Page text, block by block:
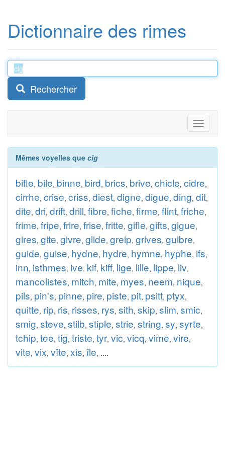
Dictionnaire des rimes
Rechercher
Toggle
Mêmes voyelles que cig
bifle, bile, binne, bird, brics, brive, chicle, cidre,
cirrhe, crise, criss, diest, digne, digue, ding, dit,
dite, dri, drift, drill, fibre, fiche, firme, flint, friche,
frime, fripe, frire, frise, fritte, gifle, gifts, gigue,
gires, gite, givre, glide, greip, grives, guibre,
guide, guise, hydne, hydre, hymne, hyphe, ifs,
inn, isthmes, ive, kif, kiff, lige, lille, lippe, liv,
mancolistes, mitch, mite, myes, neem, nique,
pils, pin's, pinne, pire, piste, pit, psitt, ptyx,
quitte, rip, ris, risses, rys, sith, skip, slim, smic,
smig, steve, stilb, stiple, strie, string, sy, syrte,
tchip, tee, tig, triste, tyr, vic, vicq, vime, vire,
vite, vix, vîte, xis, île, ....